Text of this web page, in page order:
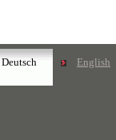
Deutsch English